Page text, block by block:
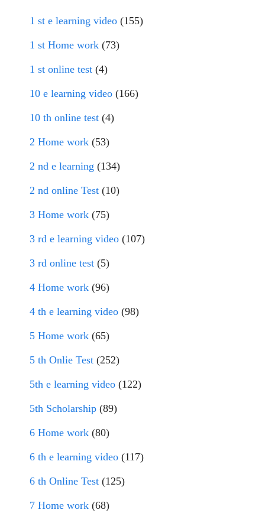
1 st e learning video (155)
1 st Home work (73)
1 st online test (4)
10 e learning video (166)
10 th online test (4)
2 Home work (53)
2 nd e learning (134)
2 nd online Test (10)
3 Home work (75)
3 rd e learning video (107)
3 rd online test (5)
4 Home work (96)
4 th e learning video (98)
5 Home work (65)
5 th Onlie Test (252)
5th e learning video (122)
5th Scholarship (89)
6 Home work (80)
6 th e learning video (117)
6 th Online Test (125)
7 Home work (68)